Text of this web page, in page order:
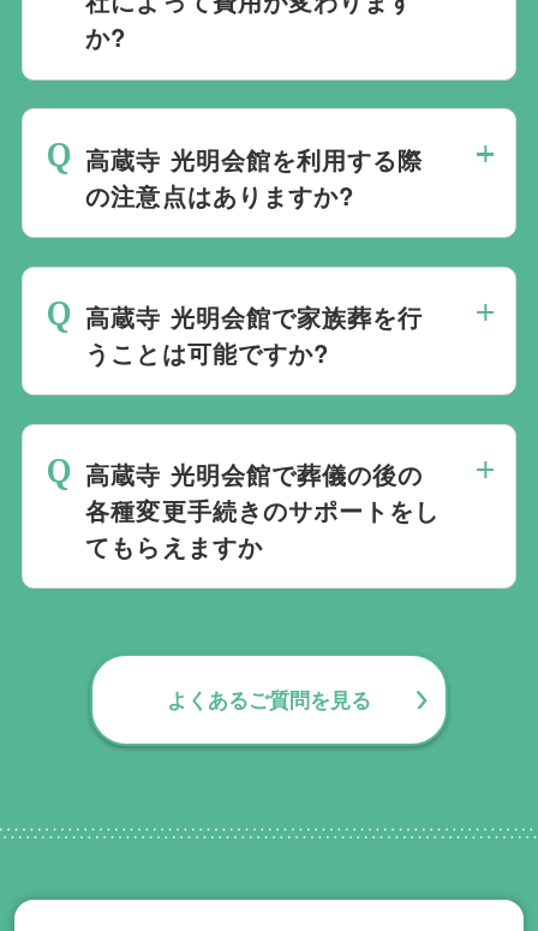
す。また、式場でご葬儀気を行うのが一般
的ですが、どこで葬儀を行うかは多様化し
ており必ずしも式場を借りて行う必要はな
く、近年では自宅でご葬儀を行う自宅葬を
選ばれる方もいます。私たちは自宅でのご
葬儀を含め多くの実績がございますので、
ください。
か?
葬儀会社から予約をしても式場利用料は同
じです。
高蔵寺 光明会館を利用する際
の注意点はありますか?
れる人数によって選んだ式場が適している
か注意しておくと良いです。当社の相談員
は斎場を熟知しておりますので、ご不安な
点がありましたらお気軽にご相談くださ
い。
高蔵寺 光明会館で家族葬を行
うことは可能ですか?
要望にお応えしております。
高蔵寺 光明会館で葬儀の後の
各種変更手続きのサポートをし
てもらえますか
の手続きとお答えになる方が70パーセント
以上でして、お客様が日常にお戻りいただ
くまでの期間、回数の制限なく、当社の専
よくあるご質問を見る